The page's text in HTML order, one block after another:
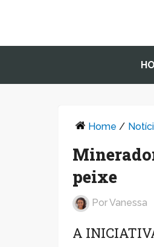
Home /
peixe
PorVanessa
A